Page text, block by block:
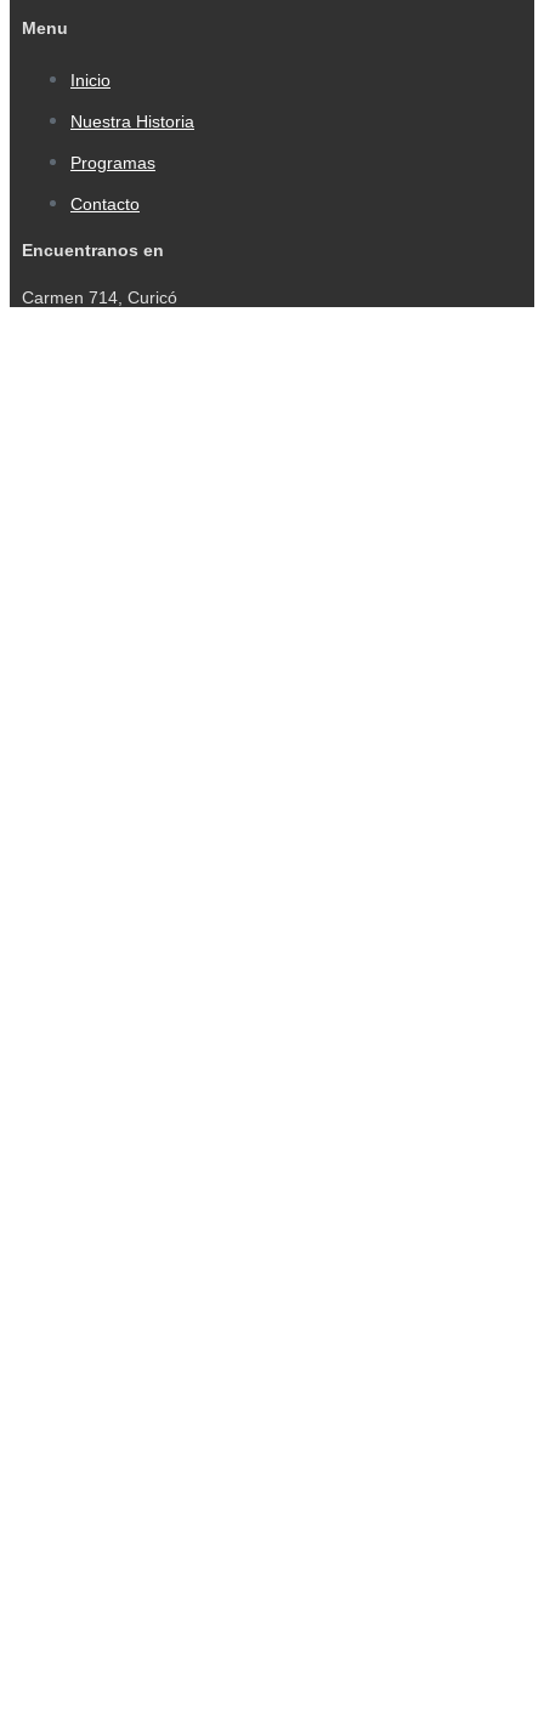
Menu
Inicio
Nuestra Historia
Programas
Contacto
Encuentranos en
Carmen 714, Curicó